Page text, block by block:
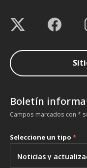
Boletín
Campos marcados con *
Seleccione un tipo *